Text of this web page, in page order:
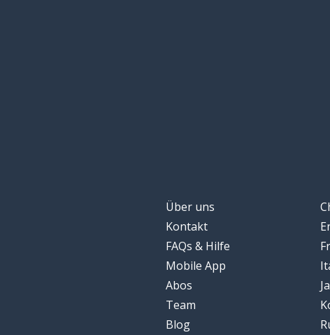
Über uns
Kontakt
FAQs & Hilfe
Mobile App
Abos
Team
Blog